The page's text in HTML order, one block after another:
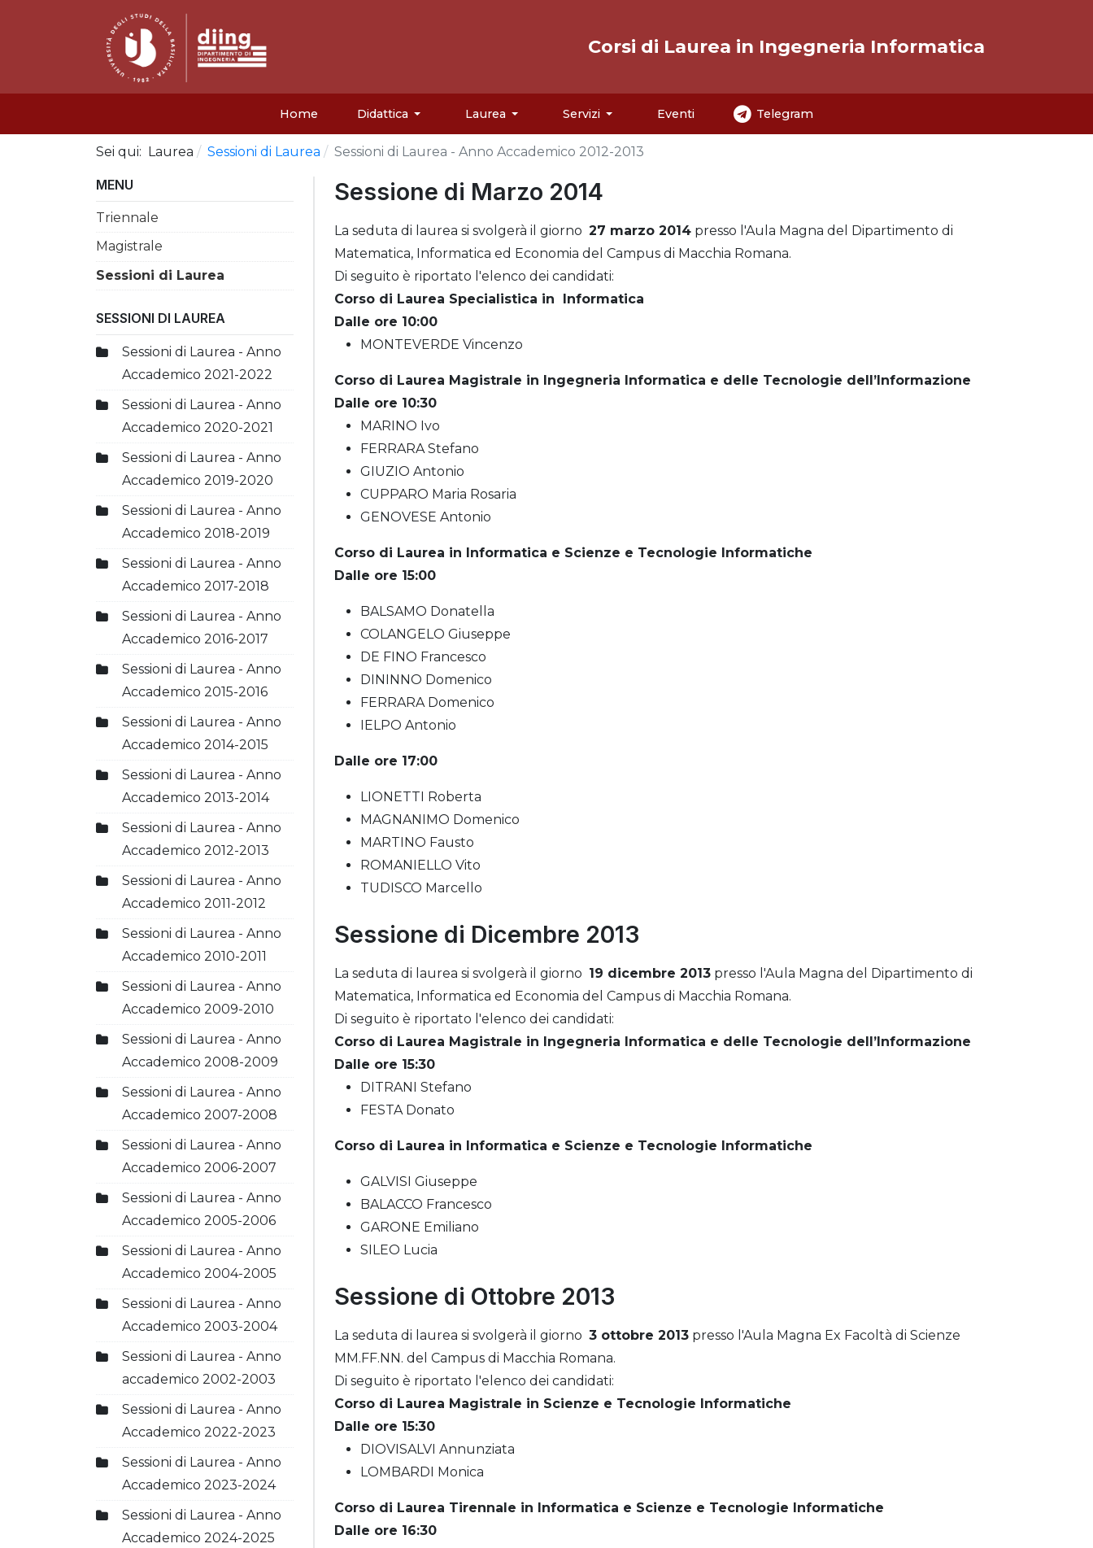
Corsi di Laurea in Ingegneria Informatica
Home Didattica Laurea Servizi Eventi Telegram
Sei qui: Laurea Sessioni di Laurea Sessioni di Laurea - Anno Accademico 2012-2013
Sessione di Marzo 2014
La seduta di laurea si svolgerà il giorno 27 marzo 2014 presso l'Aula Magna del Dipartimento di
Matematica, Informatica ed Economia del Campus di Macchia Romana.
Di seguito è riportato l'elenco dei candidati:
Corso di Laurea Specialistica in Informatica
Dalle ore 10:00
MONTEVERDE Vincenzo
Corso di Laurea Magistrale in Ingegneria Informatica e delle Tecnologie dell’Informazione
Dalle ore 10:30
MARINO Ivo
FERRARA Stefano
GIUZIO Antonio
CUPPARO Maria Rosaria
GENOVESE Antonio
Corso di Laurea in Informatica e Scienze e Tecnologie Informatiche
Dalle ore 15:00
BALSAMO Donatella
COLANGELO Giuseppe
DE FINO Francesco
DININNO Domenico
FERRARA Domenico
IELPO Antonio
Dalle ore 17:00
LIONETTI Roberta
MAGNANIMO Domenico
MARTINO Fausto
ROMANIELLO Vito
TUDISCO Marcello
Sessione di Dicembre 2013
La seduta di laurea si svolgerà il giorno 19 dicembre 2013 presso l'Aula Magna del Dipartimento di
Matematica, Informatica ed Economia del Campus di Macchia Romana.
Di seguito è riportato l'elenco dei candidati:
Corso di Laurea Magistrale in Ingegneria Informatica e delle Tecnologie dell’Informazione
Dalle ore 15:30
DITRANI Stefano
FESTA Donato
Corso di Laurea in Informatica e Scienze e Tecnologie Informatiche
GALVISI Giuseppe
BALACCO Francesco
GARONE Emiliano
SILEO Lucia
Sessione di Ottobre 2013
La seduta di laurea si svolgerà il giorno 3 ottobre 2013 presso l'Aula Magna Ex Facoltà di Scienze
MM.FF.NN. del Campus di Macchia Romana.
Di seguito è riportato l'elenco dei candidati:
Corso di Laurea Magistrale in Scienze e Tecnologie Informatiche
Dalle ore 15:30
DIOVISALVI Annunziata
LOMBARDI Monica
Corso di Laurea Tirennale in Informatica e Scienze e Tecnologie Informatiche
Dalle ore 16:30
MENU
Triennale
Magistrale
Sessioni di Laurea
SESSIONI DI LAUREA
Sessioni di Laurea - Anno
Accademico 2021-2022
Sessioni di Laurea - Anno
Accademico 2020-2021
Sessioni di Laurea - Anno
Accademico 2019-2020
Sessioni di Laurea - Anno
Accademico 2018-2019
Sessioni di Laurea - Anno
Accademico 2017-2018
Sessioni di Laurea - Anno
Accademico 2016-2017
Sessioni di Laurea - Anno
Accademico 2015-2016
Sessioni di Laurea - Anno
Accademico 2014-2015
Sessioni di Laurea - Anno
Accademico 2013-2014
Sessioni di Laurea - Anno
Accademico 2012-2013
Sessioni di Laurea - Anno
Accademico 2011-2012
Sessioni di Laurea - Anno
Accademico 2010-2011
Sessioni di Laurea - Anno
Accademico 2009-2010
Sessioni di Laurea - Anno
Accademico 2008-2009
Sessioni di Laurea - Anno
Accademico 2007-2008
Sessioni di Laurea - Anno
Accademico 2006-2007
Sessioni di Laurea - Anno
Accademico 2005-2006
Sessioni di Laurea - Anno
Accademico 2004-2005
Sessioni di Laurea - Anno
Accademico 2003-2004
Sessioni di Laurea - Anno
accademico 2002-2003
Sessioni di Laurea - Anno
Accademico 2022-2023
Sessioni di Laurea - Anno
Accademico 2023-2024
Sessioni di Laurea - Anno
Accademico 2024-2025